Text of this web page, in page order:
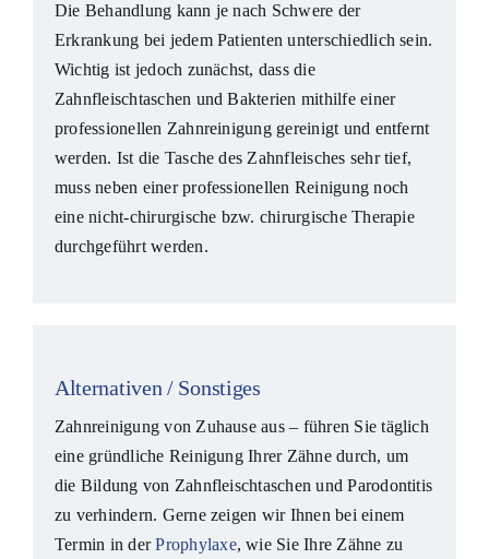
Die Behandlung kann je nach Schwere der
Erkrankung bei jedem Patienten unterschiedlich sein.
Wichtig ist jedoch zunächst, dass die
Zahnfleischtaschen und Bakterien mithilfe einer
professionellen Zahnreinigung gereinigt und entfernt
werden. Ist die Tasche des Zahnfleisches sehr tief,
muss neben einer professionellen Reinigung noch
eine nicht-chirurgische bzw. chirurgische Therapie
durchgeführt werden.
Alternativen / Sonstiges
Zahnreinigung von Zuhause aus – führen Sie täglich
eine gründliche Reinigung Ihrer Zähne durch, um
die Bildung von Zahnfleischtaschen und Parodontitis
zu verhindern. Gerne zeigen wir Ihnen bei einem
Termin in derProphylaxe, wie Sie Ihre Zähne zu